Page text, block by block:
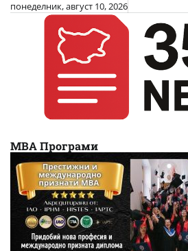
Skipпонеделник, август 10, 2026
МВА Програми